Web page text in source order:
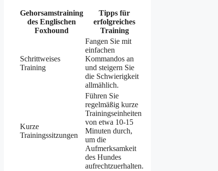
Gehorsamstraining
des Englischen
Foxhound
Tipps für
erfolgreiches
Training
Schrittweises
Training
Fangen Sie mit
einfachen
Kommandos an
und steigern Sie
die Schwierigkeit
allmählich.
Kurze
Trainingssitzungen
Führen Sie
regelmäßig kurze
Trainingseinheiten
von etwa 10-15
Minuten durch,
um die
Aufmerksamkeit
des Hundes
aufrechtzuerhalten.